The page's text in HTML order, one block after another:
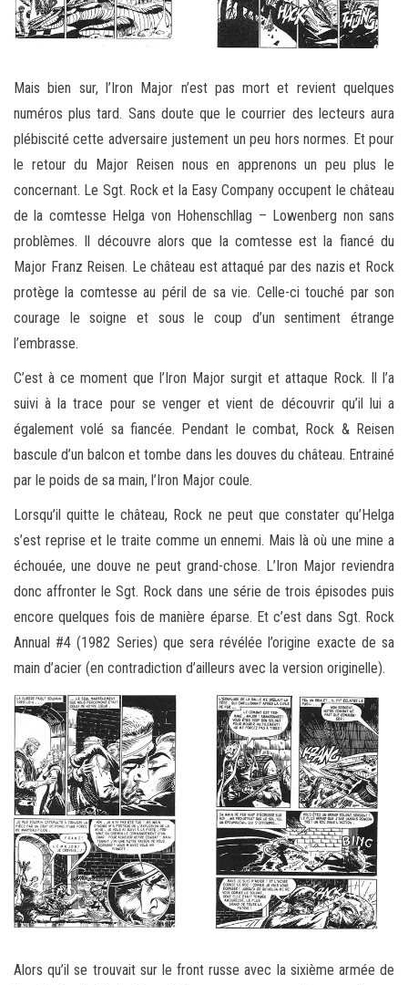
Mais bien sur, l’Iron Major n’est pas mort et revient quelques
numéros plus tard. Sans doute que le courrier des lecteurs aura
plébiscité cette adversaire justement un peu hors normes. Et pour
le retour du Major Reisen nous en apprenons un peu plus le
concernant. Le Sgt. Rock et la Easy Company occupent le château
de la comtesse Helga von Hohenschllag – Lowenberg non sans
problèmes. Il découvre alors que la comtesse est la fiancé du
Major Franz Reisen. Le château est attaqué par des nazis et Rock
protège la comtesse au péril de sa vie. Celle-ci touché par son
courage le soigne et sous le coup d’un sentiment étrange
l’embrasse.
C’est à ce moment que l’Iron Major surgit et attaque Rock. Il l’a
suivi à la trace pour se venger et vient de découvrir qu’il lui a
également volé sa fiancée. Pendant le combat, Rock & Reisen
bascule d’un balcon et tombe dans les douves du château. Entrainé
par le poids de sa main, l’Iron Major coule.
Lorsqu’il quitte le château, Rock ne peut que constater qu’Helga
s’est reprise et le traite comme un ennemi. Mais là où une mine a
échouée, une douve ne peut grand-chose. L’Iron Major reviendra
donc affronter le Sgt. Rock dans une série de trois épisodes puis
encore quelques fois de manière éparse. Et c’est dans Sgt. Rock
Annual #4 (1982 Series) que sera révélée l’origine exacte de sa
main d’acier (en contradiction d’ailleurs avec la version originelle).
Alors qu’il se trouvait sur le front russe avec la sixième armée de